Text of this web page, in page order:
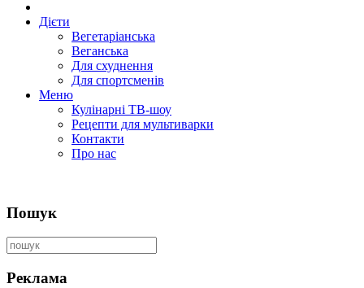
Дієти
Вегетаріанська
Веганська
Для схуднення
Для спортсменів
Меню
Кулінарні ТВ-шоу
Рецепти для мультиварки
Контакти
Про нас
Пошук
Реклама